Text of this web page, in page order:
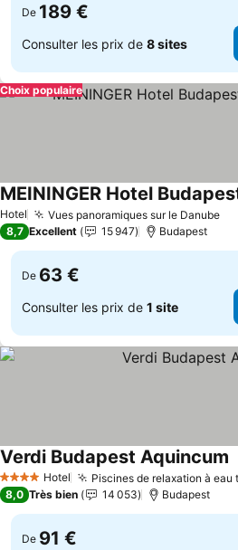
De 189 €
Consulter les prix de 8 sites
Choix populaire
Hotel Vues panoramiques sur le Danube
MEININGER Hotel
8,7 Excellent 15 947 Budapest
De 63 €
Consulter les prix de 1 site
4 Étoiles Hotel Piscines de relaxation à eau
Verdi Budapest Aquincum
8,0 Très bien 14 053 Budapest
De 91 €